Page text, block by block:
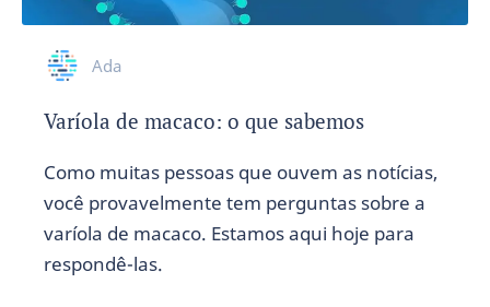
Ada
Varíola de macaco: o que sabemos
Como muitas pessoas que ouvem as notícias,
você provavelmente tem perguntas sobre a
varíola de macaco. Estamos aqui hoje para
respondê-las.